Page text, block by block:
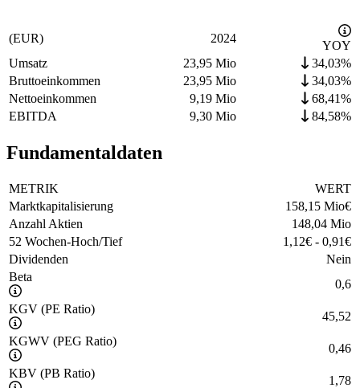
(EUR) 2024
YOY
Umsatz
23,95 Mio
34,03%
Bruttoeinkommen
23,95 Mio
34,03%
Nettoeinkommen
9,19 Mio
68,41%
EBITDA
9,30 Mio 84,58%
Fundamentaldaten
METRIK
WERT
Marktkapitalisierung
158,15 Mio€
Anzahl Aktien
148,04 Mio
52 Wochen-Hoch/Tief
1,12€ - 0,91€
Dividenden
Nein
Beta
0,6
KGV (PE Ratio)
45,52
KGWV (PEG Ratio)
0,46
KBV (PB Ratio)
1,78